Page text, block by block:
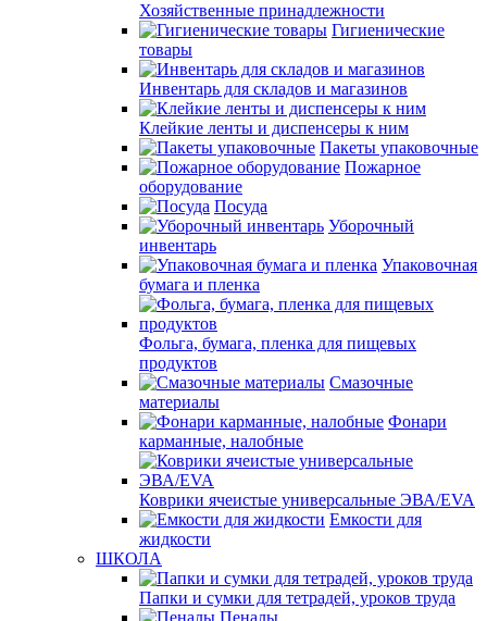
Хозяйственные принадлежности
Гигиенические
товары
Инвентарь для складов и магазинов
Клейкие ленты и диспенсеры к ним
Пакеты упаковочные
Пожарное
оборудование
Посуда
Уборочный
инвентарь
Упаковочная
бумага и пленка
Фольга, бумага, пленка для пищевых
продуктов
Смазочные
материалы
Фонари
карманные, налобные
Коврики ячеистые универсальные ЭВА/EVA
Емкости для
жидкости
ШКОЛА
Папки и сумки для тетрадей, уроков труда
Пеналы